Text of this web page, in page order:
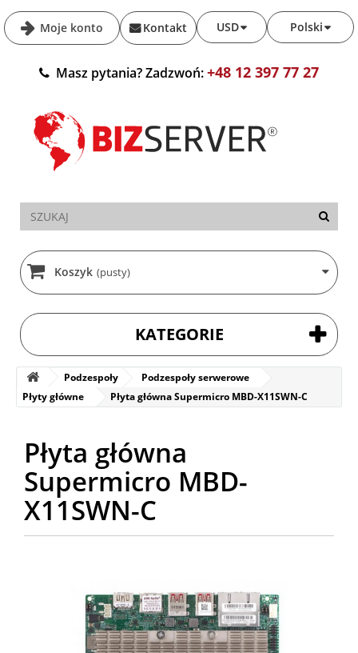
Moje konto Polski
USD
Kontakt
Masz pytania? Zadzwoń:+48 12 397 77 27
Koszyk (pusty)
KATEGORIE
Podzespoły
Podzespoły serwerowe
Płyty główne
Płyta główna Supermicro MBD-X11SWN-C
Płyta główna
Supermicro MBD-
X11SWN-C